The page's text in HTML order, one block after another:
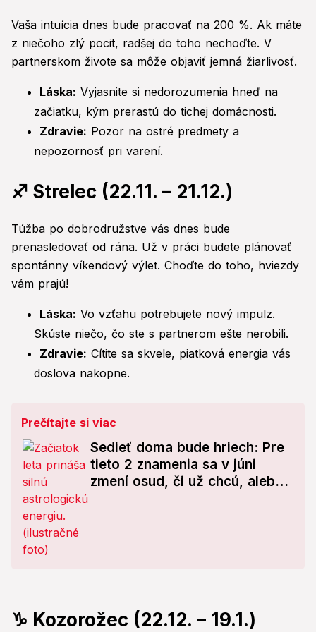
Vaša intuícia dnes bude pracovať na 200 %. Ak máte
z niečoho zlý pocit, radšej do toho nechoďte. V
partnerskom živote sa môže objaviť jemná žiarlivosť.
Láska: Vyjasnite si nedorozumenia hneď na
začiatku, kým prerastú do tichej domácnosti.
Zdravie: Pozor na ostré predmety a
nepozornosť pri varení.
♐ Strelec (22.11. – 21.12.)
Túžba po dobrodružstve vás dnes bude
prenasledovať od rána. Už v práci budete plánovať
spontánny víkendový výlet. Choďte do toho, hviezdy
vám prajú!
Láska: Vo vzťahu potrebujete nový impulz.
Skúste niečo, čo ste s partnerom ešte nerobili.
Zdravie: Cítite sa skvele, piatková energia vás
doslova nakopne.
Prečítajte si viac
Sedieť doma bude hriech: Pre
tieto 2 znamenia sa v júni
zmení osud, či už chcú, alebo
♑ Kozorožec (22.12. – 19.1.)